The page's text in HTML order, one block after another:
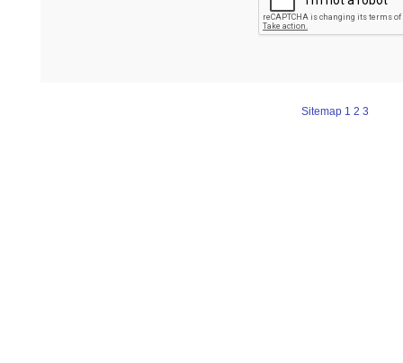
Sitemap 1 2 3